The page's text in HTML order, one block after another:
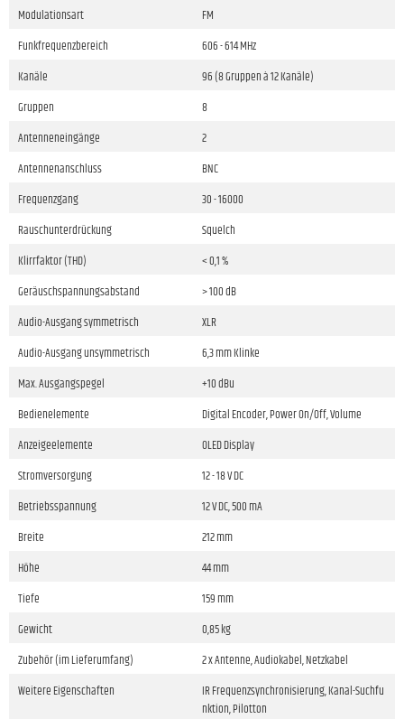
Modulationsart
FM
Funkfrequenzbereich
606 - 614 MHz
Kanäle
96 (8 Gruppen à 12 Kanäle)
Gruppen
8
Antenneneingänge
2
Antennenanschluss
BNC
Frequenzgang
30 - 16000
Rauschunterdrückung
Squelch
Klirrfaktor (THD)
< 0,1 %
Geräuschspannungsabstand
> 100 dB
Audio-Ausgang symmetrisch
XLR
Audio-Ausgang unsymmetrisch
6,3 mm Klinke
Max. Ausgangspegel
+10 dBu
Bedienelemente
Digital Encoder, Power On/Off, Volume
Anzeigeelemente
OLED Display
Stromversorgung
12 - 18 V DC
Betriebsspannung
12 V DC, 500 mA
Breite
212 mm
Höhe
44 mm
Tiefe
159 mm
Gewicht
0,85 kg
Zubehör (im Lieferumfang)
2 x Antenne, Audiokabel, Netzkabel
Weitere Eigenschaften
IR Frequenzsynchronisierung, Kanal-Suchfu
nktion, Pilotton